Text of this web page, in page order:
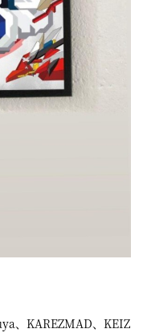
、KAREZMAD、KEIZ